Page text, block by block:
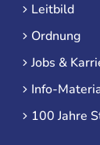
Leitbild
Ordnung
Jobs &
Info-
100 Jahre